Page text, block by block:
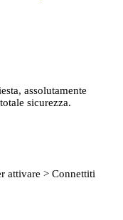
assolutamente
sicurezza.
attivare > Connettiti